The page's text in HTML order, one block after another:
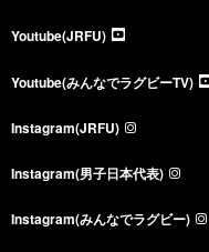
Youtube(JRFU)
Youtube(みんなでラグビーTV)
Instagram(JRFU)
Instagram(男子日本代表)
Instagram(みんなでラグビー)